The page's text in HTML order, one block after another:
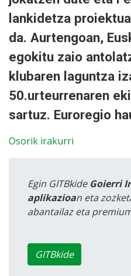
lankidetza
da. Aurtengoan,
egokitu zaio
klubaren laguntza
50.urteurrenaren
sartuz. Euroregio
Osorik irakurri
Egin GITBkide Goierri
aplikazioan eta
abantailaz eta
GITBkide